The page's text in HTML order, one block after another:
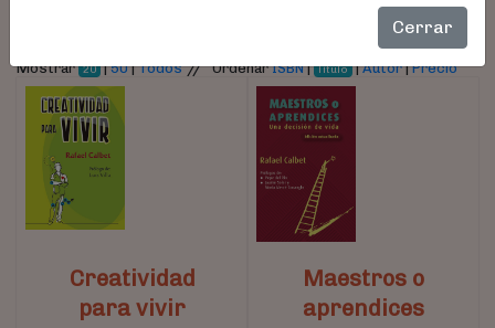
Cerrar
Mostrar 20 |50|Todos//OrdenarISBN| Título |Autor|Precio
Creatividad
para vivir
Maestros o
aprendices